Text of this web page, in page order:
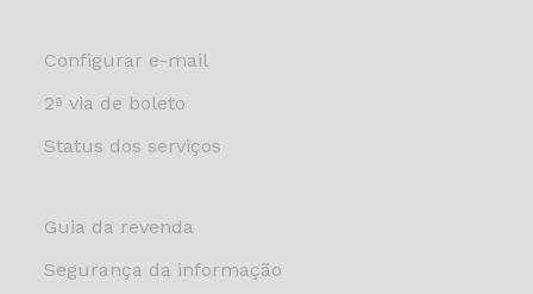
Configurar e-mail
2ª via de boleto
Status dos serviços
Guia da revenda
Segurança da informação